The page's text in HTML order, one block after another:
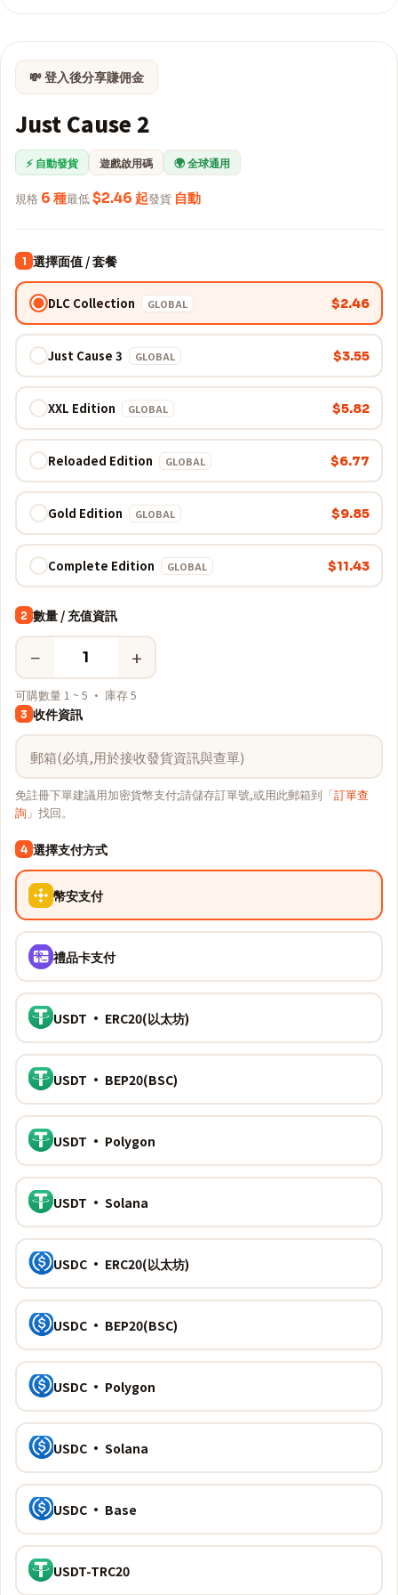
💸 登入後分享賺佣金
Just Cause 2
⚡ 自動發貨 遊戲啟用碼 🌍 全球通用
規格 6 種最低$2.46 起發貨 自動
1 選擇面值 / 套餐
DLC Collection GLOBAL $2.46
Just Cause 3 GLOBAL $3.55
XXL Edition GLOBAL $5.82
Reloaded Edition GLOBAL $6.77
Gold Edition GLOBAL $9.85
Complete Edition GLOBAL $11.43
2 數量 / 充值資訊
− +
可購數量 1 ~ 5 · 庫存 5
3 收件資訊
免註冊下單建議用加密貨幣支付;請儲存訂單號,或用此郵箱到「訂單查
詢 」找回。
4 選擇支付方式
幣安支付
禮品卡支付
USDT · ERC20(以太坊)
USDT · BEP20(BSC)
USDT · Polygon
USDT · Solana
USDC · ERC20(以太坊)
USDC · BEP20(BSC)
USDC · Polygon
USDC · Solana
USDC · Base
USDT-TRC20